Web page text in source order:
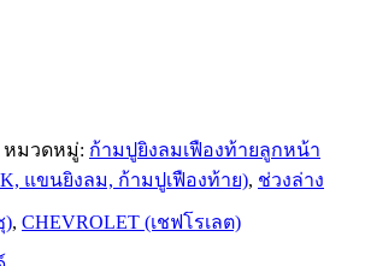
หมวดหมู่: ก้ามปูยิงลมเฟืองท้ายลูกหน้า
แขนยิงลม, ก้ามปูเฟืองท้าย), ช่วงล่าง
), CHEVROLET (เชฟโรเลต)